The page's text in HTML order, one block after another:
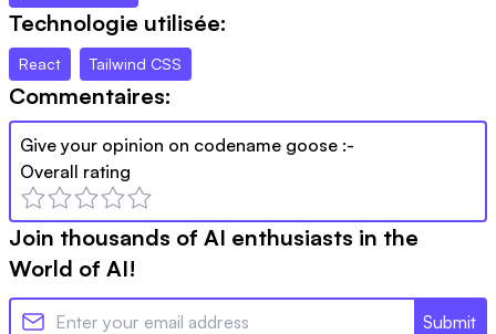
Technologie utilisée:
React Tailwind CSS
Commentaires:
Give your opinion on codename goose :-
Overall rating
Join thousands of AI enthusiasts in the
World of AI!
Submit